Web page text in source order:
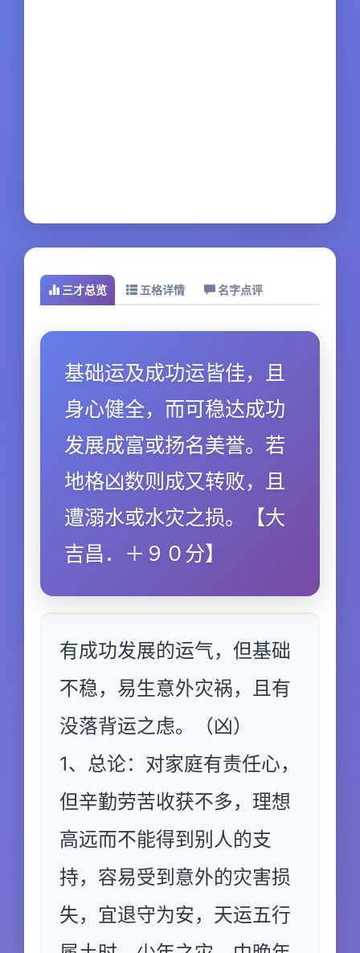
三才总览 五格详情 名字点评
基础运及成功运皆佳，且
身心健全，而可稳达成功
发展成富或扬名美誉。若
地格凶数则成又转败，且
遭溺水或水灾之损。【大
吉昌．＋９０分】
有成功发展的运气，但基础
不稳，易生意外灾祸，且有
没落背运之虑。（凶）
1、总论：对家庭有责任心，
但辛勤劳苦收获不多，理想
高远而不能得到别人的支
持，容易受到意外的灾害损
失，宜退守为安，天运五行